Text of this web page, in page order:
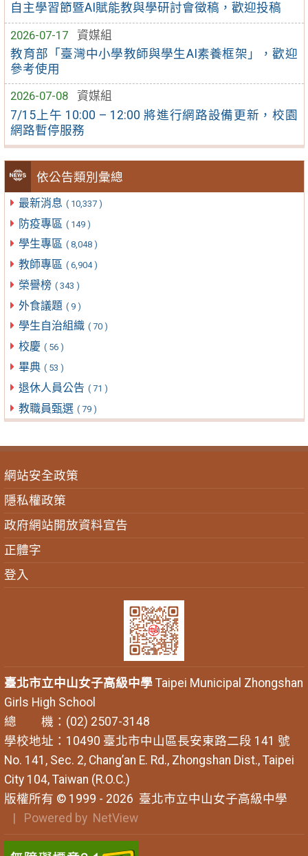
自主學習節暨AI賦能教與學研討會徵稿，歡迎投稿
2026-07-17
資媒組
教育部「臺灣中小學教師與學生AI素養框架」，歡迎
參考使用
2026-07-08
資媒組
7/15上午 10:00 – 12:00 將進行網路設備更新，校園
網路暫停服務
依公告類別彙總
最新消息 ( 10,337 )
防疫專區 ( 149 )
學生專區 ( 8,048 )
教師專區 ( 6,904 )
榮譽榜 ( 343 )
外食議題 ( 9 )
學生自治組織 ( 70 )
校慶 ( 56 )
畢典 ( 53 )
退休人員公告 ( 71 )
教職員甄選 ( 79 )
網站安全政策
隱私權政策
政府網站開放資料宣告
正體字
登入
臺北市立中山女子高級中學Taipei Municipal Zhongshan
Girls High School
總 機：(02) 2507-3148
學校地址：10490 臺北市中山區長安東路二段 141 號
No. 141, Sec. 2, Chang’an E. Rd., Zhongshan Dist., Taipei
City 104, Taiwan (R.O.C.)
版權所有 © 1999 - 2026 臺北市立中山女子高級中學
| Powered by NetView